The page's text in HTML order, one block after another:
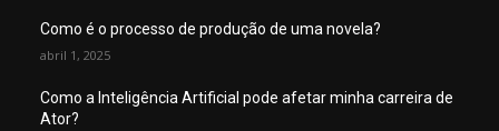
Como é o processo de produção de uma novela?
abril 1, 2025
Como a Inteligência Artificial pode afetar minha carreira de
Ator?